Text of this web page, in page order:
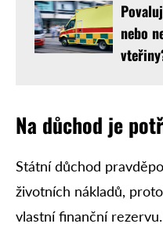
nebo
Na důchod je
Státní důchod
životních nákladů,
vlastní finanční